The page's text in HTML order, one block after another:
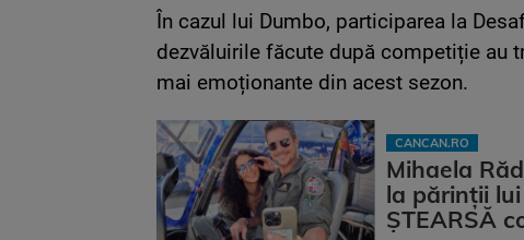
În cazul lui Dumbo, participarea la
dezvăluirile făcute după competiție au
mai emoționante din acest sezon.
CANCAN.RO
Mihaela
la părinții
ȘTEARSĂ